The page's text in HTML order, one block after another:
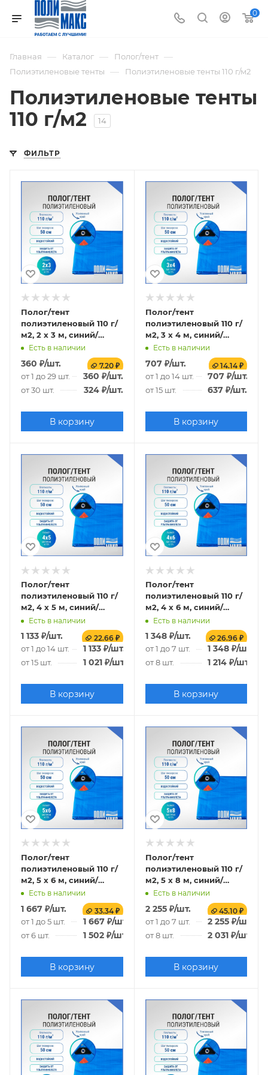
0
Главная — Каталог — Полог/тент —
Полиэтиленовые тенты — Полиэтиленовые тенты 110 г/м2
Полиэтиленовые тенты
110 г/м2
14
ФИЛЬТР
Полог/тент
полиэтиленовый 110 г/
м2, 2 х 3 м, синий/
оранжевый
Есть в наличии
360 ₽/шт. 7.20 ₽
от 1 до 29 шт. 360 ₽/шт.
от 30 шт. 324₽/шт.
В корзину
Полог/тент
полиэтиленовый 110 г/
м2, 3 х 4 м, синий/
оранжевый
Есть в наличии
707₽/шт. 14.14 ₽
от 1 до 14 шт. 707₽/шт.
от 15 шт. 637 ₽/шт.
В корзину
Полог/тент
полиэтиленовый 110 г/
м2, 4 х 5 м, синий/
оранжевый
Есть в наличии
1 133 ₽/шт. 22.66 ₽
от 1 до 14 шт. 1 133 ₽/шт.
от 15 шт. 1 021 ₽/шт.
В корзину
Полог/тент
полиэтиленовый 110 г/
м2, 4 х 6 м, синий/
оранжевый
Есть в наличии
1 348₽/шт. 26.96 ₽
от 1 до 7 шт. 1 348₽/шт.
от 8 шт. 1 214₽/шт.
В корзину
Полог/тент
полиэтиленовый 110 г/
м2, 5 х 6 м, синий/
оранжевый
Есть в наличии
1 667 ₽/шт. 33.34 ₽
от 1 до 5 шт. 1 667 ₽/шт.
от 6 шт. 1 502 ₽/шт.
В корзину
Полог/тент
полиэтиленовый 110 г/
м2, 5 х 8 м, синий/
оранжевый
Есть в наличии
2 255₽/шт. 45.10 ₽
от 1 до 7 шт. 2 255₽/шт.
от 8 шт. 2 031₽/шт.
В корзину